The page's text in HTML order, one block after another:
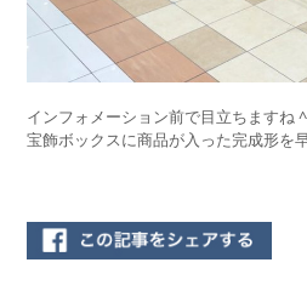
インフォメーション前で目立ちますね
宝飾ボックスに商品が入った完成形を